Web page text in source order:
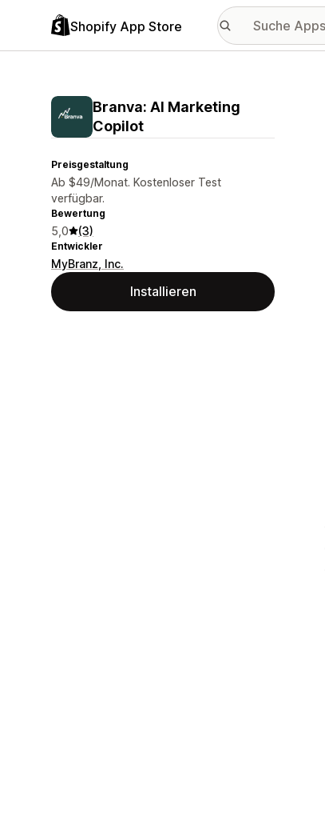
Shopify App Store
Branva: AI Marketing
Copilot
Preisgestaltung
Ab $49/Monat. Kostenloser Test
verfügbar.
Bewertung
5,0 (3)
Entwickler
MyBranz, Inc.
Installieren